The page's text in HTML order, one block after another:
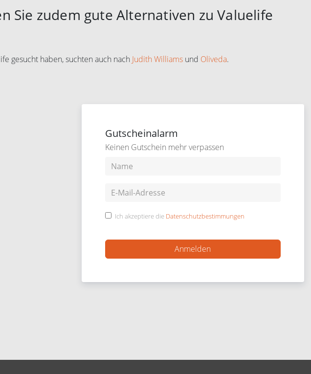
Sie zudem gute Alternativen zu Valuelife
gesucht haben, suchten auch nach Judith Williams und Oliveda.
Gutscheinalarm
Keinen Gutschein mehr verpassen
Ich akzeptiere die Datenschutzbestimmungen